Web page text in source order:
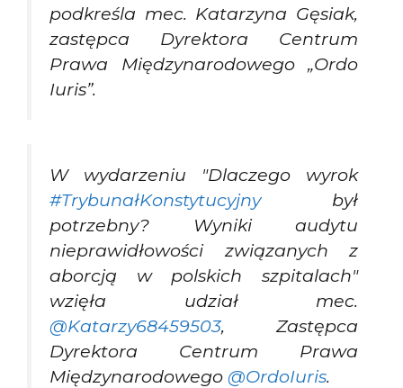
podkreśla mec. Katarzyna Gęsiak,
zastępca Dyrektora Centrum
Prawa Międzynarodowego „Ordo
Iuris”.
W wydarzeniu "Dlaczego wyrok
#TrybunałKonstytucyjnybył
potrzebny? Wyniki audytu
nieprawidłowości związanych z
aborcją w polskich szpitalach"
wzięła udział mec.
@Katarzy68459503, Zastępca
Dyrektora Centrum Prawa
Międzynarodowego @OrdoIuris.